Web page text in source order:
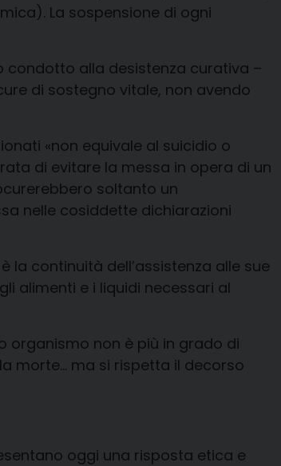
). La sospensione di ogni
condotto alla desistenza curativa –
di sostegno vitale, non avendo
«non equivale al suicidio o
di evitare la messa in opera di un
soltanto un
nelle cosiddette dichiarazioni
la continuità dell’assistenza alle sue
alimenti e i liquidi necessari al
organismo non è più in grado di
morte… ma si rispetta il decorso
oggi una risposta etica e